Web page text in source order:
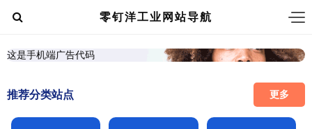
零钉洋工业网站导航
这是手机端广告代码
推荐分类站点 更多